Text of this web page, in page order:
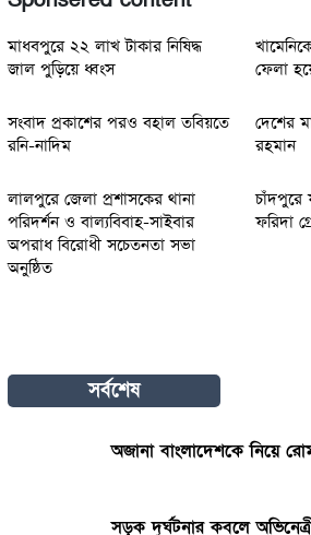
মাধবপুরে ২২ লাখ টাকার নিষিদ্ধ
জাল পুড়িয়ে ধ্বংস
ফেলা
সংবাদ প্রকাশের পরও বহাল তবিয়তে
রনি-নাদিম
দেশের
রহমান
লালপুরে জেলা প্রশাসকের থানা
পরিদর্শন ও বাল্যবিবাহ-সাইবার
অপরাধ বিরোধী সচেতনতা সভা
অনুষ্ঠিত
চাঁদপুরে
ফরিদা
সর্বশেষ
অজানা বাংলাদেশকে নিয়ে
সড়ক দুর্ঘটনার কবলে